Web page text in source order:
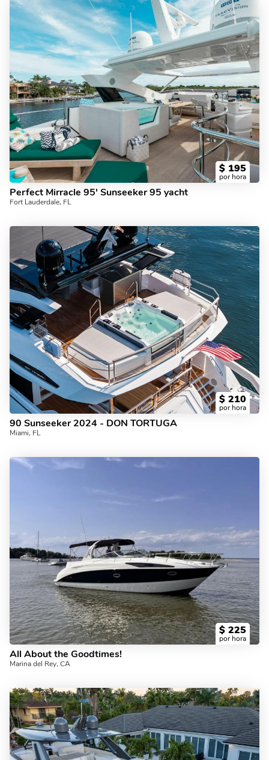
$ 195
por hora
Perfect Mirracle 95' Sunseeker 95 yacht
Fort Lauderdale, FL
$ 210
por hora
90 Sunseeker 2024 - DON TORTUGA
Miami, FL
$ 225
por hora
All About the Goodtimes!
Marina del Rey, CA